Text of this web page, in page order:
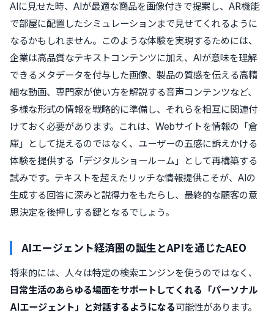
AIに見せた時、AIが最適な商品を画像付きで提案し、AR機能
で部屋に配置したシミュレーションまで見せてくれるように
なるかもしれません。このような体験を実現するためには、
企業は高品質なテキストコンテンツに加え、AIが意味を理解
できるメタデータを付与した画像、製品の質感を伝える高精
細な動画、専門家が使い方を解説する音声コンテンツなど、
多様な形式の情報を戦略的に準備し、それらを相互に関連付
けておく必要があります。これは、Webサイトを情報の「倉
庫」として捉えるのではなく、ユーザーの五感に訴えかける
体験を提供する「デジタルショールーム」として再構築する
試みです。テキストを超えたリッチな情報提供こそが、AIの
生成する回答に深みと説得力をもたらし、最終的な顧客の意
思決定を後押しする鍵となるでしょう。
AIエージェント経済圏の誕生とAPIを通じたAEO
将来的には、人々は特定の検索エンジンを使うのではなく、
日常生活のあらゆる場面をサポートしてくれる「パーソナル
AIエージェント」と対話するようになる可能性があります。